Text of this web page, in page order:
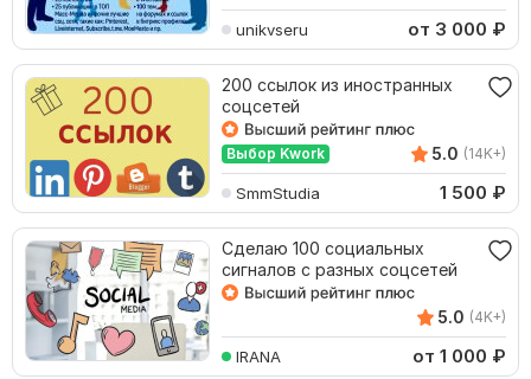
unikvseru от 3 000 ₽
200 ссылок из иностранных
соцсетей
Выбор Kwork 5.0 (14K+)
SmmStudia 1 500 ₽
Сделаю 100 социальных
сигналов с разных соцсетей
5.0 (4K+)
IRANA от 1 000 ₽